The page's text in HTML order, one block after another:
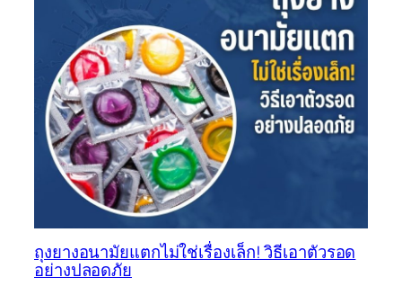
ถุงยางอนามัยแตกไม่ใช่เรื่องเล็ก! วิธีเอาตัวรอด
อย่างปลอดภัย